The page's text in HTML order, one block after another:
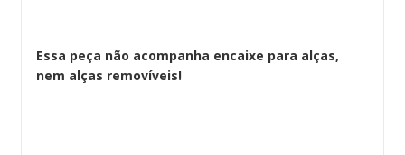
Essa peça não acompanha encaixe para alças,
nem alças removíveis!